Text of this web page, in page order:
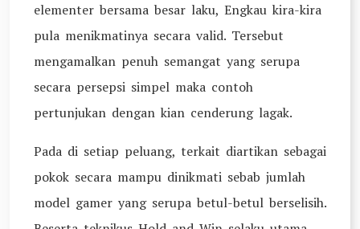
elementer bersama besar laku, Engkau kira-kira
pula menikmatinya secara valid. Tersebut
mengamalkan penuh semangat yang serupa
secara persepsi simpel maka contoh
pertunjukan dengan kian cenderung lagak.
Pada di setiap peluang, terkait diartikan sebagai
pokok secara mampu dinikmati sebab jumlah
model gamer yang serupa betul-betul berselisih.